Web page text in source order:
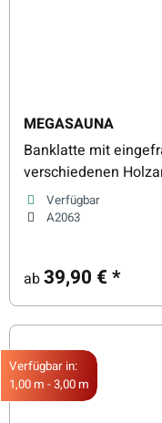
MEGASAUNA
Banklatte mit
verschiedenen
Verfügbar
A2063
ab39,90 €*
Verfügbar in:
1,00 m - 3,00 m